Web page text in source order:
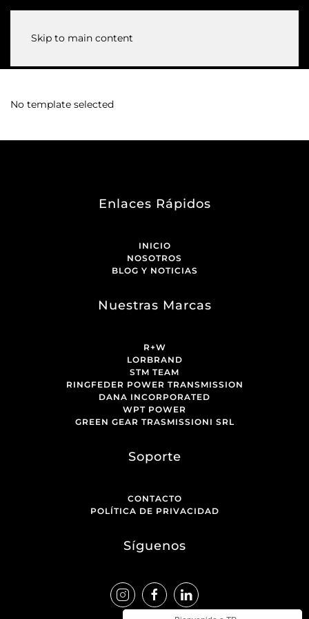
Skip to main content
No template selected
Enlaces Rápidos
INICIO
NOSOTROS
BLOG Y NOTICIAS
Nuestras Marcas
R+W
LORBRAND
STM TEAM
RINGFEDER POWER TRANSMISSION
DANA INCORPORATED
WPT POWER
GREEN GEAR TRASMISSIONI SRL
Soporte
CONTACTO
POLÍTICA DE PRIVACIDAD
Síguenos